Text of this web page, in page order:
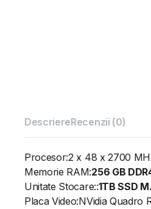
DescriereRecenzii (0)
Procesor:2 x 48 x 2700
Memorie RAM:256 GB
Unitate Stocare::1TB SSD
Placa Video:NVidia Quadro